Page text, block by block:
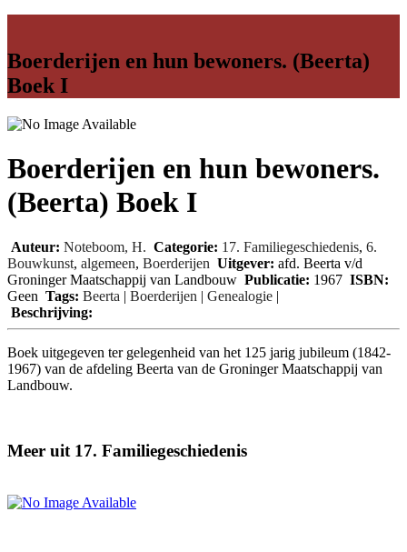
Boerderijen en hun bewoners. (Beerta)
Boek I
Boerderijen en hun bewoners.
(Beerta) Boek I
Auteur: Noteboom, H. Categorie: 17. Familiegeschiedenis, 6.
Bouwkunst, algemeen, Boerderijen Uitgever: afd. Beerta v/d
Groninger Maatschappij van Landbouw Publicatie: 1967 ISBN:
Geen Tags: Beerta | Boerderijen | Genealogie |
Beschrijving:
Boek uitgegeven ter gelegenheid van het 125 jarig jubileum (1842-
1967) van de afdeling Beerta van de Groninger Maatschappij van
Landbouw.
Meer uit 17. Familiegeschiedenis